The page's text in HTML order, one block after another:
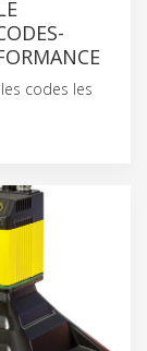
codes les